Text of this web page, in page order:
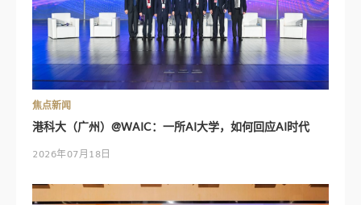
焦点新闻
港科大（广州）@WAIC：一所AI大学，如何回应AI时代
2026年07月18日